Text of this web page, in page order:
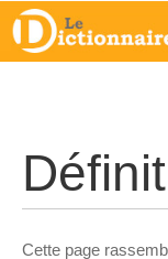
Cette page